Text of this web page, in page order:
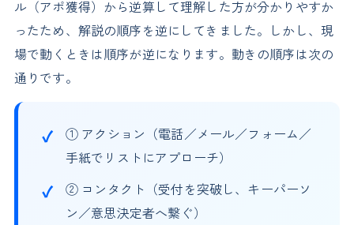
ル（アポ獲得）から逆算して理解した方が分かりやすか
ったため、解説の順序を逆にしてきました。しかし、現
場で動くときは順序が逆になります。動きの順序は次の
通りです。
① アクション（電話／メール／フォーム／
手紙でリストにアプローチ）
② コンタクト（受付を突破し、キーパーソ
ン／意思決定者へ繋ぐ）